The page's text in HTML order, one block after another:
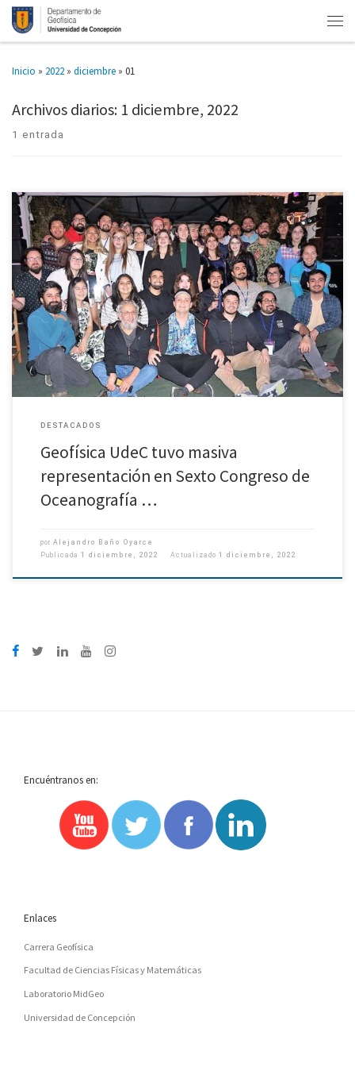
Inicio » 2022 » diciembre » 01
Archivos diarios: 1 diciembre, 2022
1 entrada
Estudiantes de la carrera y del magíster, titulados y académicos. Con una
delegación de más de 40 académicos, titulados, estudiantes de magíster y
de la carrera estuvo representado el Departamento […]
DESTACADOS
Geofísica UdeC tuvo masiva
representación en Sexto Congreso de
Oceanografía …
por Alejandro Baño Oyarce
Publicada 1 diciembre, 2022 Actualizado 1 diciembre, 2022
Encuéntranos en:
Enlaces
Carrera Geofísica
Facultad de Ciencias Físicas y Matemáticas
Laboratorio MidGeo
Universidad de Concepción